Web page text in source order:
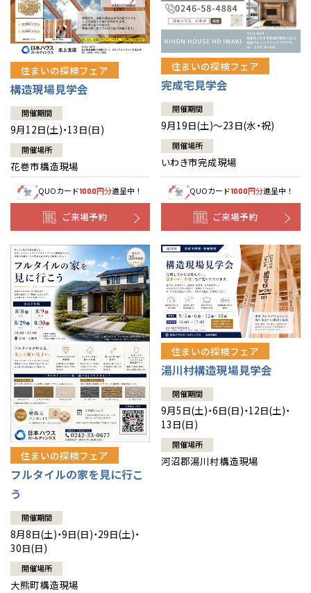
住まいの探検フェア
構造現場見学会
開催期間
9月12日(土)・13日(日)
開催場所
花巻市構造現場
QUOカード1000円分進呈中！
ご来場予約
住まいの探検フェア
完成宅見学会
開催期間
9月19日(土)～23日(水・祝)
開催場所
いわき市完成現場
QUOカード1000円分進呈中！
ご来場予約
住まいの探検フェア
フルタイルの家を見に行こ
う
開催期間
8月8日(土)・9日(日)・29日(土)・
30日(日)
開催場所
大熊町構造現場
住まいの探検フェア
湯川村構造現場見学会
開催期間
9月5日(土)・6日(日)・12日(土)・
13日(日)
開催場所
河沼郡湯川村構造現場